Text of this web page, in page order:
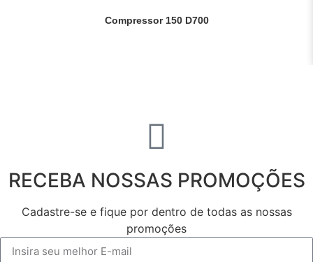
Compressor 150 D700
RECEBA NOSSAS PROMOÇÕES
Cadastre-se e fique por dentro de todas as nossas
promoções